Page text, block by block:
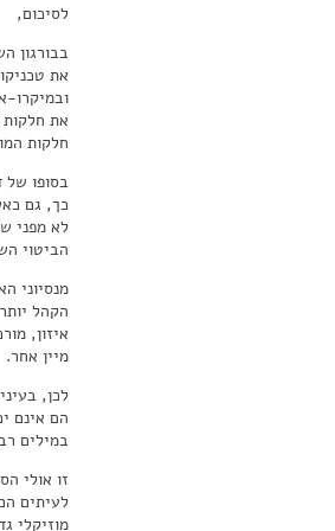
לסיכום,
בבורגון
את
ובמיקרו-
את
חלקות
בסופו של
כך, גם
לא מפני
הביטוי
מנסיוני
הקהל
איזון,
מיין אחר.
לכן,
הם אינם
במילים
זו אולי
לעיתים
מוזיקלי